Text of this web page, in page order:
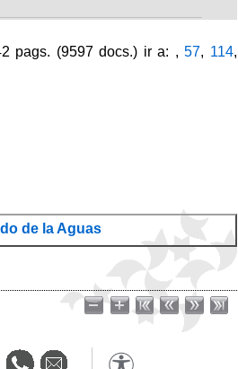
pags. (9597 docs.) ir a: ,57, 114,
de la Aguas